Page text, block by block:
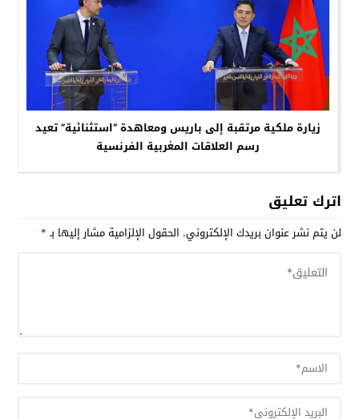
زيارة ملكية مرتقبة إلى باريس ومعاهدة “استثنائية” تعيد
رسم العلاقات المغربية الفرنسية
اترك تعليق
لن يتم نشر عنوان بريدك الإلكتروني. الحقول الإلزامية مشار إليها بـ*